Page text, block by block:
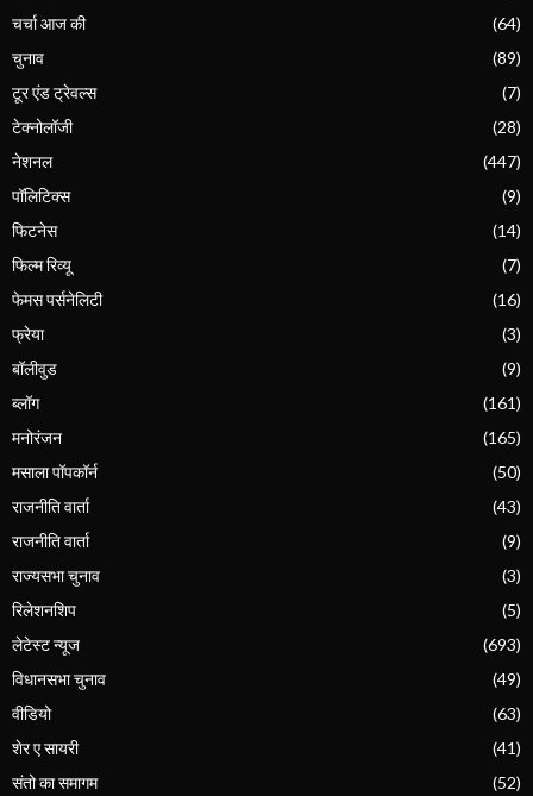
चर्चा आज की
(64)
चुनाव
(89)
टूर एंड ट्रेवल्स
(7)
टेक्नोलॉजी
(28)
नेशनल
(447)
पॉलिटिक्स
(9)
फिटनेस
(14)
फिल्म रिव्यू
(7)
फेमस पर्सनेलिटी
(16)
फ्रेया
(3)
बॉलीवुड
(9)
ब्लॉग
(161)
मनोरंजन
(165)
मसाला पॉपकॉर्न
(50)
राजनीति वार्ता
(43)
राजनीति वार्ता
(9)
राज्यसभा चुनाव
(3)
रिलेशनशिप
(5)
लेटेस्ट न्यूज
(693)
विधानसभा चुनाव
(49)
वीडियो
(63)
शेर ए सायरी
(41)
संतो का समागम
(52)